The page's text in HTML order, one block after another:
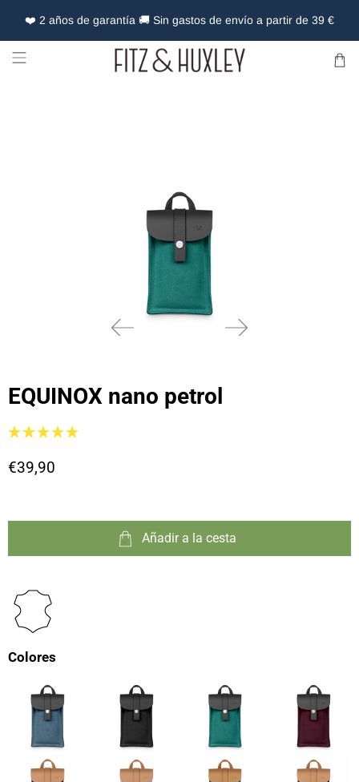
❤️ 2 años de garantía 🚚 Sin gastos de envío a partir de 39 €
EQUINOX nano petrol
€39,90
Añadir a la cesta
Colores